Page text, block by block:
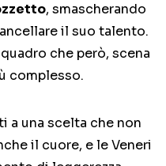
, smascherando
il suo talento.
che però, scena
complesso.
a una scelta che non
il cuore, e le Veneri